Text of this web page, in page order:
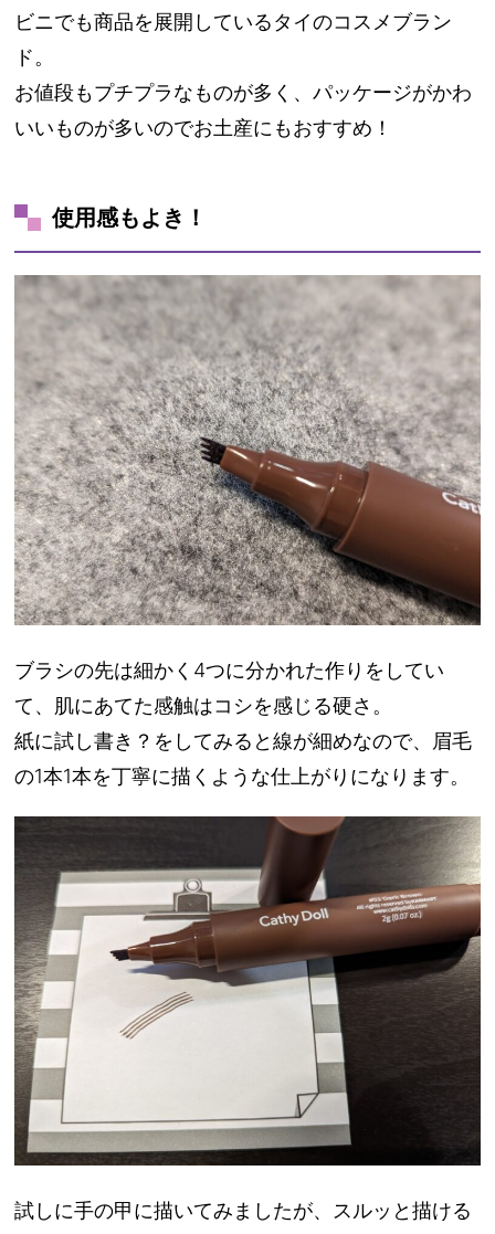
ビニでも商品を展開しているタイのコスメブラン
ド。
お値段もプチプラなものが多く、パッケージがかわ
いいものが多いのでお土産にもおすすめ！
使用感もよき！
ブラシの先は細かく4つに分かれた作りをしてい
て、肌にあてた感触はコシを感じる硬さ。
紙に試し書き？をしてみると線が細めなので、眉毛
の1本1本を丁寧に描くような仕上がりになります。
試しに手の甲に描いてみましたが、スルッと描ける